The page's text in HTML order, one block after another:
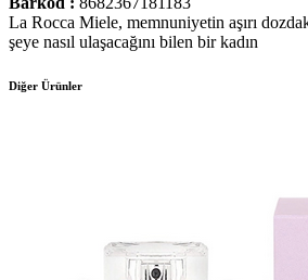
La Rocca Miele, memnuniyetin aşırı
şeye nasıl ulaşacağını bilen bir kadın
Diğer Ürünler